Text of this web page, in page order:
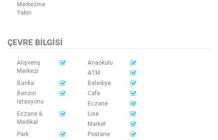
Merkezine
Yakın
ÇEVRE BILGISI
Alışveriş
Merkezi
Anaokulu
ATM
Banka
Belediye
Benzin
Istasyonu
Cafe
Eczane
Eczane &
Medikal
Lise
Market
Park
Postane